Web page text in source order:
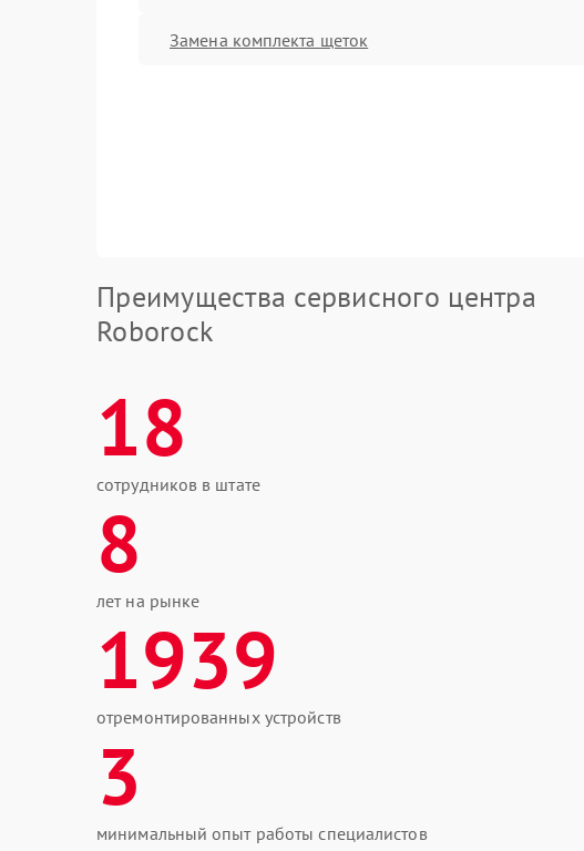
Замена комплекта щеток
Преимущества сервисного центра
Roborock
18
сотрудников в штате
8
лет на рынке
1939
отремонтированных устройств
3
минимальный опыт работы специалистов